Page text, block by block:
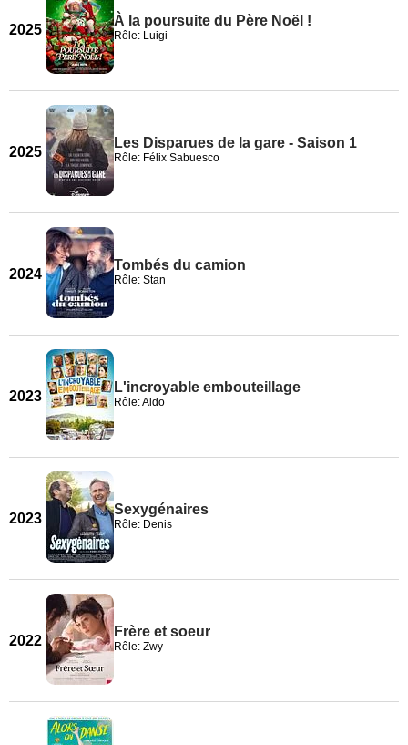
2025
À la poursuite du Père Noël !
Rôle: Luigi
2025
Les Disparues de la gare - Saison 1
Rôle: Félix Sabuesco
2024
Tombés du camion
Rôle: Stan
2023
L'incroyable embouteillage
Rôle: Aldo
2023
Sexygénaires
Rôle: Denis
2022
Frère et soeur
Rôle: Zwy